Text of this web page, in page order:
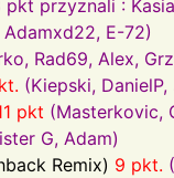
pkt przyznali :
E-72)
Rad69, Alex,
(Kiepski,
pkt (Masterkovic,
G, Adam)
Remix) 9 pkt.